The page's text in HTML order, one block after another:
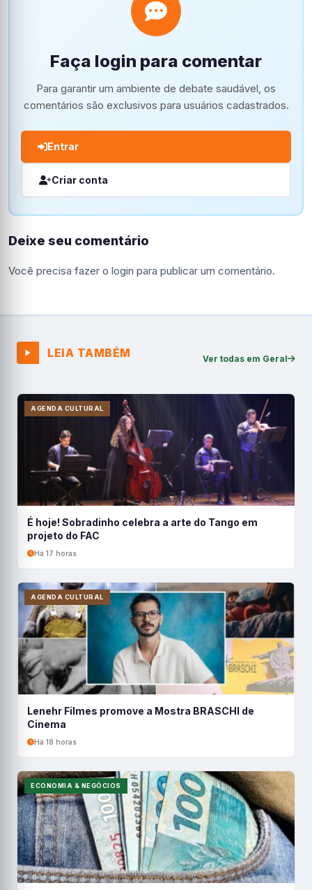
Faça login para comentar
Para garantir um ambiente de debate saudável, os
comentários são exclusivos para usuários cadastrados.
Entrar
Criar conta
Deixe seu comentário
Você precisa fazer o login para publicar um comentário.
LEIA TAMBÉM Ver todas em Geral
AGENDA CULTURAL
É hoje! Sobradinho celebra a arte do Tango em
projeto do FAC
Há 17 horas
AGENDA CULTURAL
Lenehr Filmes promove a Mostra BRASCHI de
Cinema
Há 18 horas
ECONOMIA & NEGÓCIOS